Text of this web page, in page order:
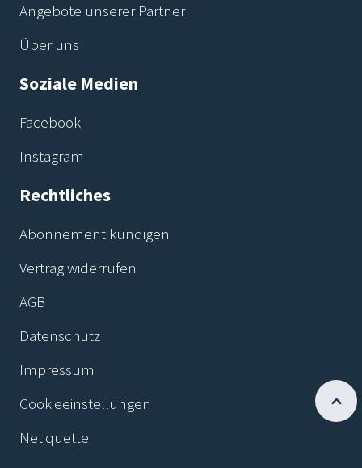
Angebote unserer Partner
Über uns
Soziale Medien
Facebook
Instagram
Rechtliches
Abonnement kündigen
Vertrag widerrufen
AGB
Datenschutz
Impressum
Cookieeinstellungen
Netiquette